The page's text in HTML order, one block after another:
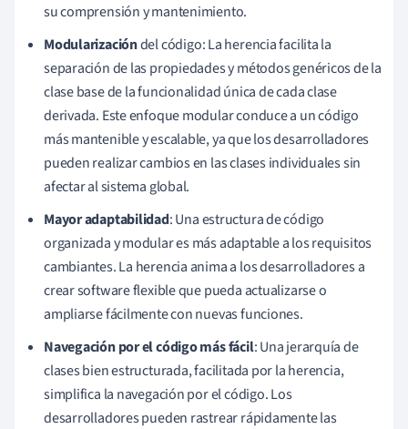
su comprensión y mantenimiento.
Modularizacióndel código: La herencia facilita la
separación de las propiedades y métodos genéricos de la
clase base de la funcionalidad única de cada clase
derivada. Este enfoque modular conduce a un código
más mantenible y escalable, ya que los desarrolladores
pueden realizar cambios en las clases individuales sin
afectar al sistema global.
Mayor adaptabilidad: Una estructura de código
organizada y modular es más adaptable a los requisitos
cambiantes. La herencia anima a los desarrolladores a
crear software flexible que pueda actualizarse o
ampliarse fácilmente con nuevas funciones.
Navegación por el código más fácil: Una jerarquía de
clases bien estructurada, facilitada por la herencia,
simplifica la navegación por el código. Los
desarrolladores pueden rastrear rápidamente las